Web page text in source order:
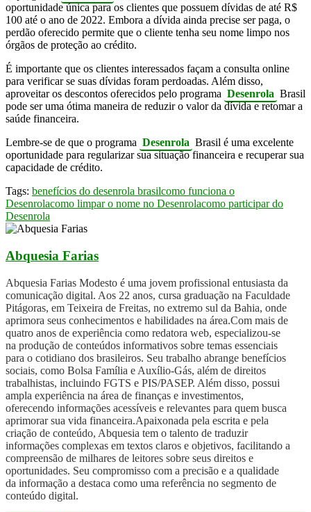
oportunidade única para os clientes que possuem dívidas de até R$
100 até o ano de 2022. Embora a dívida ainda precise ser paga, o
perdão oferecido permite que o cliente tenha seu nome limpo nos
órgãos de proteção ao crédito.
É importante que os clientes interessados façam a consulta online
para verificar se suas dívidas foram perdoadas. Além disso,
aproveitar os descontos oferecidos pelo programa Desenrola Brasil
pode ser uma ótima maneira de reduzir o valor da dívida e retomar a
saúde financeira.
Lembre-se de que o programa Desenrola Brasil é uma excelente
oportunidade para regularizar sua situação financeira e recuperar sua
capacidade de crédito.
Tags: benefícios do desenrola brasilcomo funciona o
Desenrolacomo limpar o nome no Desenrolacomo participar do
Desenrola
Abquesia Farias
Abquesia Farias Modesto é uma jovem profissional entusiasta da
comunicação digital. Aos 22 anos, cursa graduação na Faculdade
Pitágoras, em Teixeira de Freitas, no extremo sul da Bahia, onde
aprimora seus conhecimentos e habilidades na área.Com mais de
quatro anos de experiência como redatora web, especializou-se
na produção de conteúdos informativos sobre temas essenciais
para o cotidiano dos brasileiros. Seu trabalho abrange benefícios
sociais, como Bolsa Família e Auxílio-Gás, além de direitos
trabalhistas, incluindo FGTS e PIS/PASEP. Além disso, possui
ampla experiência na área de finanças e investimentos,
oferecendo informações acessíveis e relevantes para quem busca
aprimorar sua vida financeira.Apaixonada pela escrita e pela
criação de conteúdo, Abquesia tem o talento de traduzir
informações complexas em textos claros e objetivos, facilitando a
compreensão de milhares de leitores sobre seus direitos e
oportunidades. Seu compromisso com a precisão e a qualidade
da informação a destaca como uma referência no segmento de
conteúdo digital.